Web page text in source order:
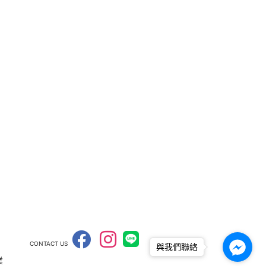
CONTACT US 與我們聯絡